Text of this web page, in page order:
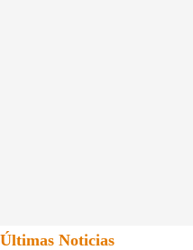
Últimas Noticias